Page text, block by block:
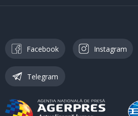
Facebook Instagram
Telegram